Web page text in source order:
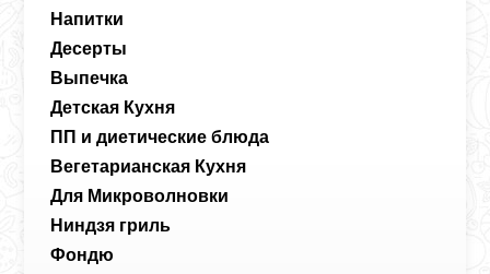
Напитки
Десерты
Выпечка
Детская Кухня
ПП и диетические блюда
Вегетарианская Кухня
Для Микроволновки
Ниндзя гриль
Фондю